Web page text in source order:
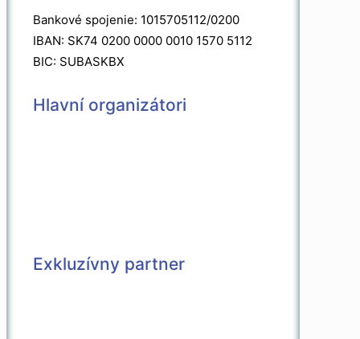
Bankové spojenie: 1015705112/0200
IBAN: SK74 0200 0000 0010 1570 5112
BIC: SUBASKBX
Hlavní organizátori
Exkluzívny partner